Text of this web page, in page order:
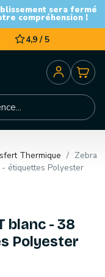
sera fermé
compréhension !
4,9 / 5
Thermique
Zebra
étiquettes Polyester
blanc - 38
Polyester